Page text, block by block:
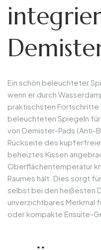
Ein schön beleuchteter
wenn er durch
praktischsten
beleuchteten Spiegeln
von Demister-Pads (Anti-
Rückseite des
beheiztes Kissen
Oberflächentemperatur
Raumes hält. Dies sorgt
selbst bei den heißesten
unverzichtbares
oder kompakte Ensuite-